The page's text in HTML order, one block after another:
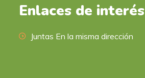
Enlaces de interés
Juntas En la misma dirección